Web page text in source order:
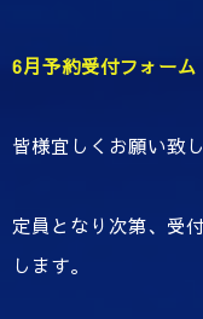
6月予約受付フォーム
皆様宜しくお願い致し
定員となり次第、受
します。